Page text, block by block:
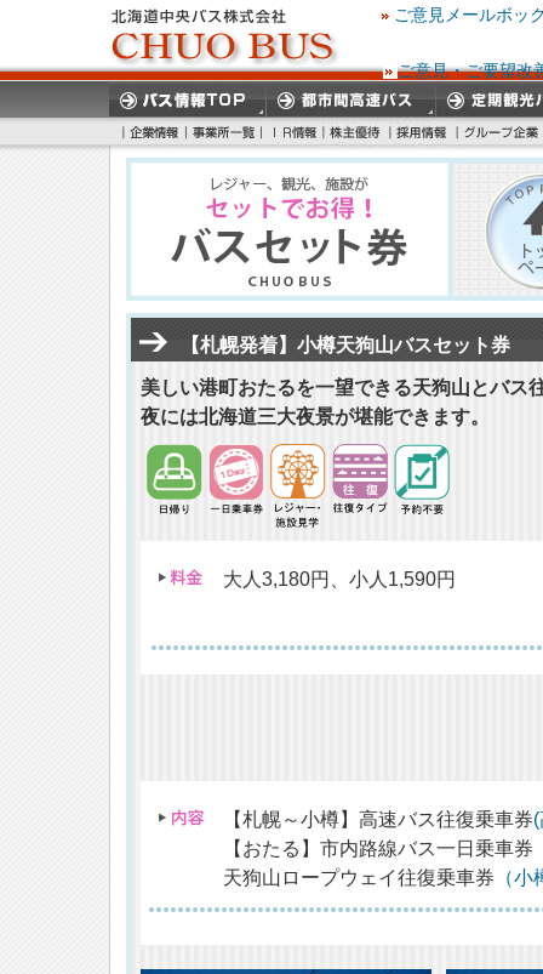
ご意見メールボッ
ご意見・ご要望改
【札幌発着】小樽天狗山バスセット券
美しい港町おたるを一望できる天狗山とバス
夜には北海道三大夜景が堪能できます。
大人3,180円、小人1,590円
【札幌～小樽】高速バス往復乗車券
【おたる】市内路線バス一日乗車券
天狗山ロープウェイ往復乗車券 （